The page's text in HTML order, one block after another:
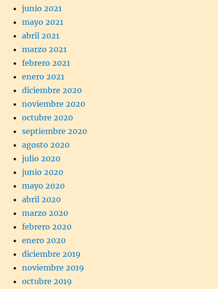
junio 2021
mayo 2021
abril 2021
marzo 2021
febrero 2021
enero 2021
diciembre 2020
noviembre 2020
octubre 2020
septiembre 2020
agosto 2020
julio 2020
junio 2020
mayo 2020
abril 2020
marzo 2020
febrero 2020
enero 2020
diciembre 2019
noviembre 2019
octubre 2019